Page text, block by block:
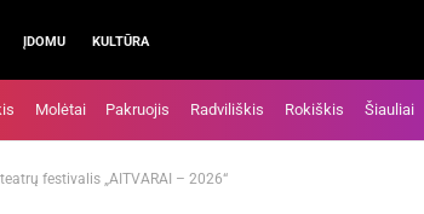
ĮDOMU KULTŪRA
Molėtai Pakruojis Radviliškis Rokiškis Šiauliai
festivalis „AITVARAI – 2026“